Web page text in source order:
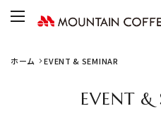
卸売について
オンラインショップ
ホーム EVENT & SEMINAR
EVENT &